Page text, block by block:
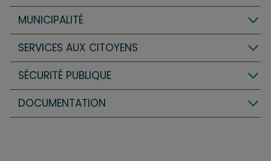
MUNICIPALITÉ
SERVICES AUX CITOYENS
SÉCURITÉ PUBLIQUE
DOCUMENTATION